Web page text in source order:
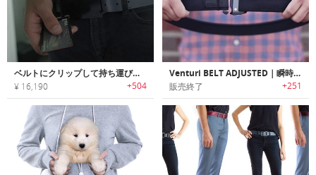
ベルトにクリップして持ち運び可能なRFIDスリムウォレット「Flash Wallet（フラッシュ）」
¥ 16,190 +504
Venturi BELT ADJUSTED｜瞬時に着脱・調整可能なベルト「ベルトアジャステッド」
販売終了 +251